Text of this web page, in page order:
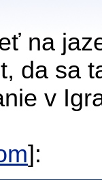
na
da sa
v
]: